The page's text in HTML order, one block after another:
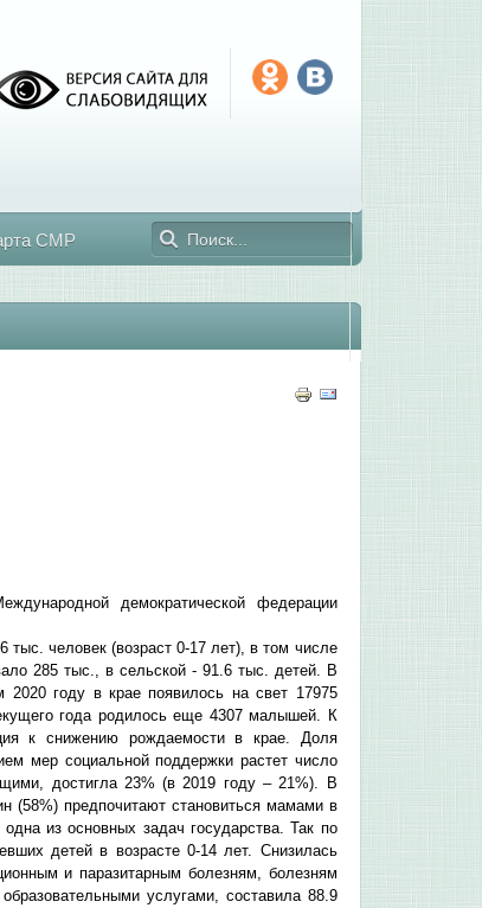
СМР
демократической федерации
тыс. человек (возраст 0-17 лет), в том числе
285 тыс., в сельской - 91.6 тыс. детей. В
году в крае появилось на свет 17975
года родилось еще 4307 малышей. К
к снижению рождаемости в крае. Доля
мер социальной поддержки растет число
достигла 23% (в 2019 году – 21%). В
(58%) предпочитают становиться мамами в
из основных задач государства. Так по
детей в возрасте 0-14 лет. Снизилась
и паразитарным болезням, болезням
услугами, составила 88.9